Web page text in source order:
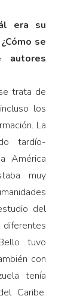
era su
se
autores
trata de
los
La
tardío-
América
muy
del
tuvo
con
tenía
Caribe.